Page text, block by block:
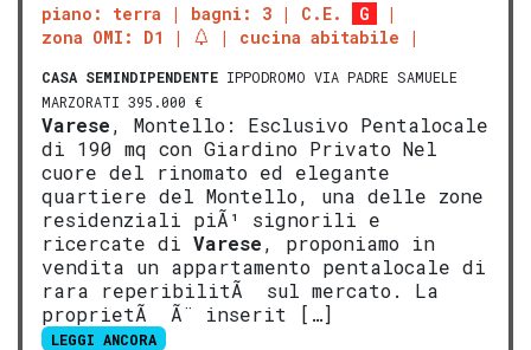
piano: terra bagni: 3 C.E.
G
zona OMI: D1
cucina abitabile
CASA SEMINDIPENDENTE IPPODROMO VIA PADRE SAMUELE
MARZORATI 395.000 €
Varese, Montello: Esclusivo Pentalocale
di 190 mq con Giardino Privato Nel
cuore del rinomato ed elegante
quartiere del Montello, una delle zone
residenziali piÃ¹ signorili e
ricercate di Varese, proponiamo in
vendita un appartamento pentalocale di
rara reperibilitÃ sul mercato. La
proprietÃ Ã¨ inserit […]
LEGGI ANCORA